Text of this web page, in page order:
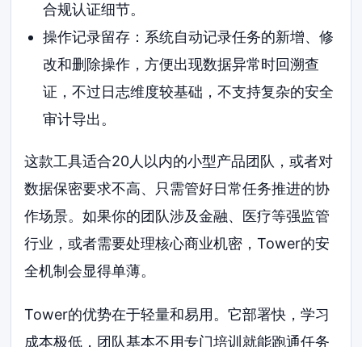
合规认证细节。
操作记录留存：系统自动记录任务的新增、修
改和删除操作，方便出现数据异常时回溯查
证，不过日志维度较基础，不支持复杂的安全
审计导出。
这款工具适合20人以内的小型产品团队，或者对
数据保密要求不高、只需管好日常任务推进的协
作场景。如果你的团队涉及金融、医疗等强监管
行业，或者需要处理核心商业机密，Tower的安
全机制会显得单薄。
Tower的优势在于轻量和易用。它部署快，学习
成本极低，团队基本不用专门培训就能跑通任务